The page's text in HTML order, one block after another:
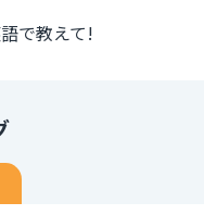
で教えて!